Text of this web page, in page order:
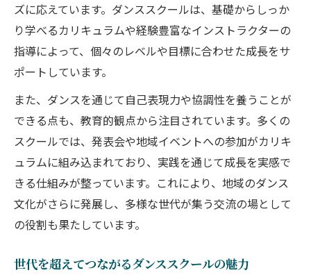
ズに応えています。ダンススクールは、基礎からしっか
り学べるカリキュラムや経験豊富なインストラクターの
指導によって、個々のレベルや目標に合わせた成長をサ
ポートしています。
また、ダンスを通じて自己表現力や協調性を養うことが
できる点も、教育的観点から注目されています。多くの
スクールでは、発表会や地域イベントへの参加がカリキ
ュラムに組み込まれており、実践を通じて成長を実感で
きる仕組みが整っています。これにより、地域のダンス
文化がさらに発展し、多様な世代が集う交流の場として
の役割も果たしています。
世代を超えてつながるダンススクールの魅力